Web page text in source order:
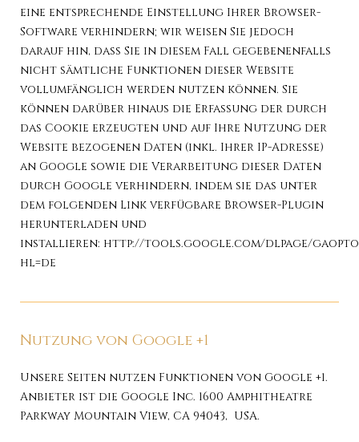
eine entsprechende Einstellung Ihrer Browser-
Software verhindern; wir weisen Sie jedoch
darauf hin, dass Sie in diesem Fall gegebenenfalls
nicht sämtliche Funktionen dieser Website
vollumfänglich werden nutzen können. Sie
können darüber hinaus die Erfassung der durch
das Cookie erzeugten und auf Ihre Nutzung der
Website bezogenen Daten (inkl. Ihrer IP-Adresse)
an Google sowie die Verarbeitung dieser Daten
durch Google verhindern, indem sie das unter
dem folgenden Link verfügbare Browser-Plugin
herunterladen und
installieren: http://tools.google.com/dlpage/
hl=de
Nutzung von Google +1
Unsere Seiten nutzen Funktionen von Google +1.
Anbieter ist die Google Inc. 1600 Amphitheatre
Parkway Mountain View, CA 94043, USA.